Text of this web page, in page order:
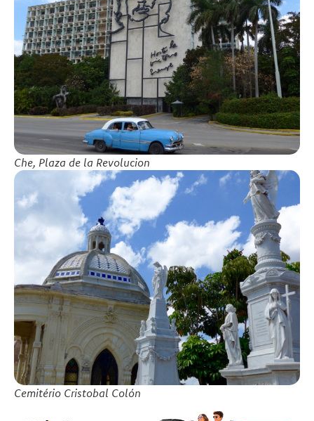
Che, Plaza de la Revolucion
Cemitério Cristobal Colón